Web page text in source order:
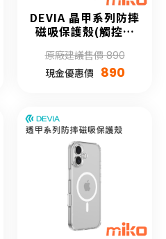
DEVIA 晶甲系列防摔
磁吸保護殼(觸控按
原廠建議售價 890
現金優惠價 890